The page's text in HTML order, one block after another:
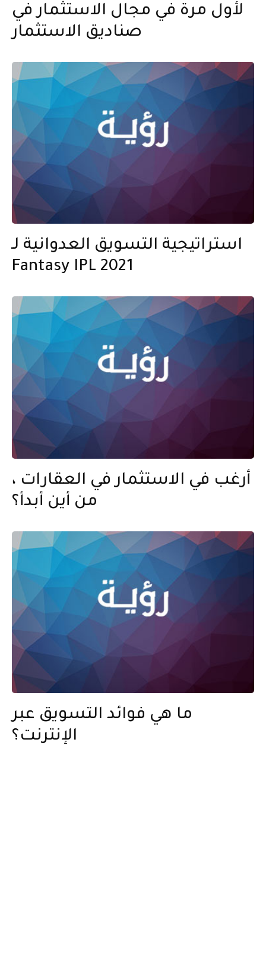
لأول مرة في مجال الاستثمار في
صناديق الاستثمار
استراتيجية التسويق العدوانية لـ
Fantasy IPL 2021
أرغب في الاستثمار في العقارات ،
من أين أبدأ؟
ما هي فوائد التسويق عبر
الإنترنت؟